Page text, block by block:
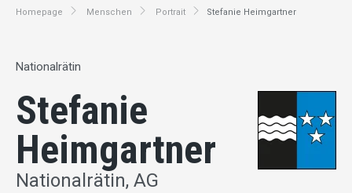
Homepage Menschen Portrait Stefanie Heimgartner
Nationalrätin
Stefanie
Heimgartner
Nationalrätin, AG